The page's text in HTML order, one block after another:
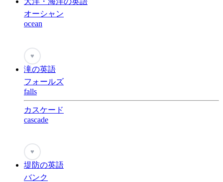
オーシャン
ocean
♥
滝の英語
フォールズ
falls
カスケード
cascade
♥
堤防の英語
バンク